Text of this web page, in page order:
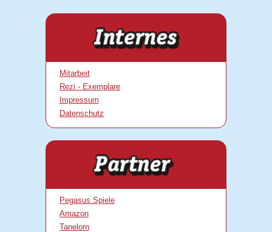
Mitarbeit
Rezi - Exemplare
Impressum
Datenschutz
Pegasus Spiele
Amazon
Tanelorn